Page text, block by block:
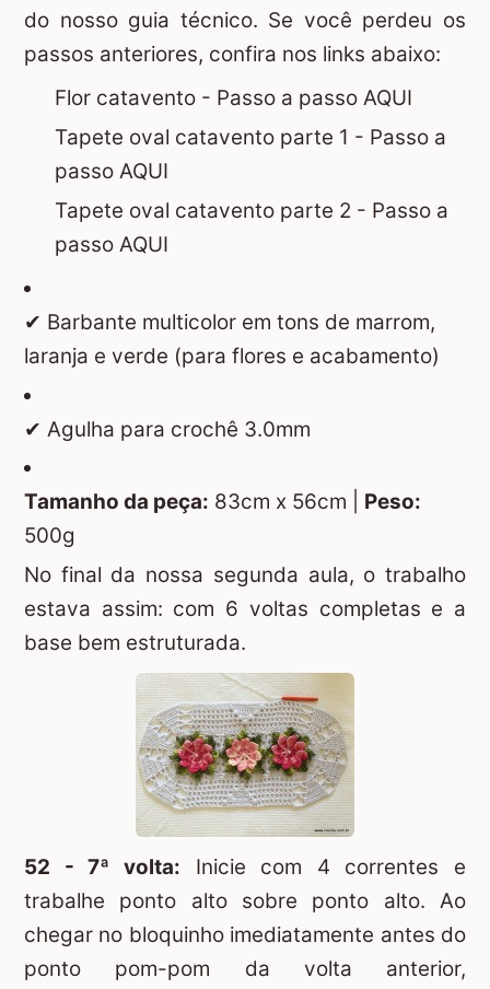
do nosso guia técnico. Se você perdeu os
passos anteriores, confira nos links abaixo:
Flor catavento - Passo a passo AQUI
Tapete oval catavento parte 1 - Passo a
passo AQUI
Tapete oval catavento parte 2 - Passo a
passo AQUI
✔ Barbante multicolor em tons de marrom,
laranja e verde (para flores e acabamento)
✔ Agulha para crochê 3.0mm
Tamanho da peça: 83cm x 56cm | Peso:
500g
No final da nossa segunda aula, o trabalho
estava assim: com 6 voltas completas e a
base bem estruturada.
52 - 7ª volta: Inicie com 4 correntes e
trabalhe ponto alto sobre ponto alto. Ao
chegar no bloquinho imediatamente antes do
ponto pom-pom da volta anterior,